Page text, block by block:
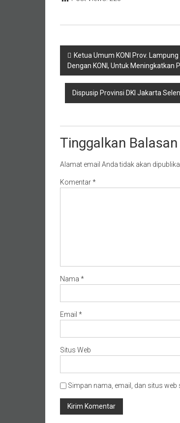
Navigasi
pos
Ketua Umum KONI Prov.
Dengan KONI, Untuk Meningkatkan
Dispusip Provinsi DKI Jakarta
Tinggalkan Balasan
Alamat email Anda tidak akan
Komentar*
Nama *
Email *
Situs Web
Simpan nama, email, dan situs